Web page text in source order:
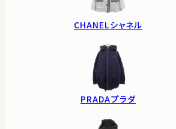
CHANELシャネル
PRADAプラダ